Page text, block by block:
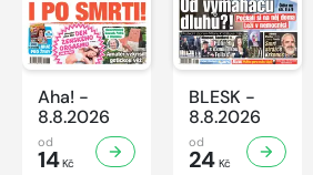
Aha! -
8.8.2026
od
14Kč
BLESK -
8.8.2026
od
24Kč